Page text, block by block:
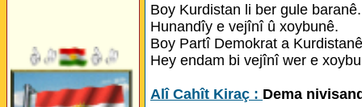
Boy Kurdistan li ber gule baranê.
Hunandîy e vejînî û xoybunê.
Boy Partî Demokrat a
Hey endam bi vejînî wer e
Alî Cahît Kiraç : Dema